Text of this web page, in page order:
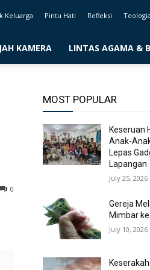
Keluarga Pintu Hati Refleksi Teologia
KAMERA LINTAS AGAMA &
0
MOST POPULAR
Keseruan
Anak-
Lepas
Lapangan
July 25, 2026
Gereja
Mimbar
July 10, 2026